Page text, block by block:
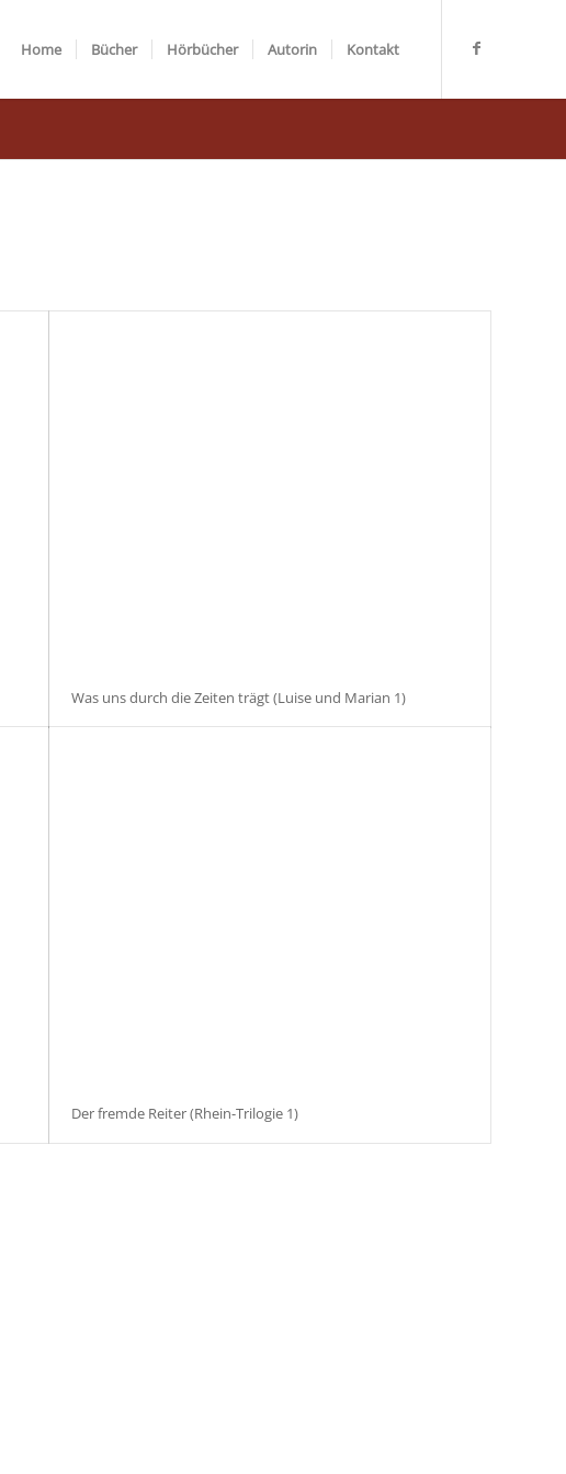
Home Bücher Hörbücher Autorin Kontakt
Was uns durch die Zeiten trägt (Luise und Marian 1)
Der fremde Reiter (Rhein-Trilogie 1)